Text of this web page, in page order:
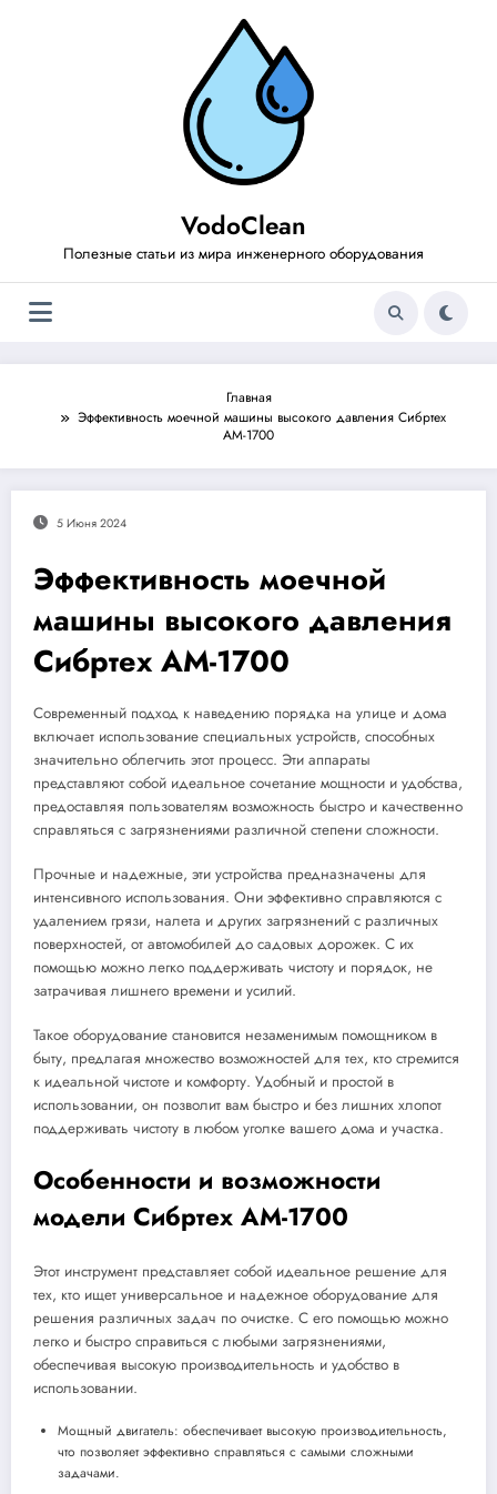
VodoClean
Полезные статьи из мира инженерного оборудования
Главная
Эффективность моечной машины высокого давления Сибртех
АМ-1700
5 Июня 2024
Эффективность моечной
машины высокого давления
Сибртех АМ-1700
Современный подход к наведению порядка на улице и дома
включает использование специальных устройств, способных
значительно облегчить этот процесс. Эти аппараты
представляют собой идеальное сочетание мощности и удобства,
предоставляя пользователям возможность быстро и качественно
справляться с загрязнениями различной степени сложности.
Прочные и надежные, эти устройства предназначены для
интенсивного использования. Они эффективно справляются с
удалением грязи, налета и других загрязнений с различных
поверхностей, от автомобилей до садовых дорожек. С их
помощью можно легко поддерживать чистоту и порядок, не
затрачивая лишнего времени и усилий.
Такое оборудование становится незаменимым помощником в
быту, предлагая множество возможностей для тех, кто стремится
к идеальной чистоте и комфорту. Удобный и простой в
использовании, он позволит вам быстро и без лишних хлопот
поддерживать чистоту в любом уголке вашего дома и участка.
Особенности и возможности
модели Сибртех АМ-1700
Этот инструмент представляет собой идеальное решение для
тех, кто ищет универсальное и надежное оборудование для
решения различных задач по очистке. С его помощью можно
легко и быстро справиться с любыми загрязнениями,
обеспечивая высокую производительность и удобство в
использовании.
Мощный двигатель: обеспечивает высокую производительность,
что позволяет эффективно справляться с самыми сложными
задачами.